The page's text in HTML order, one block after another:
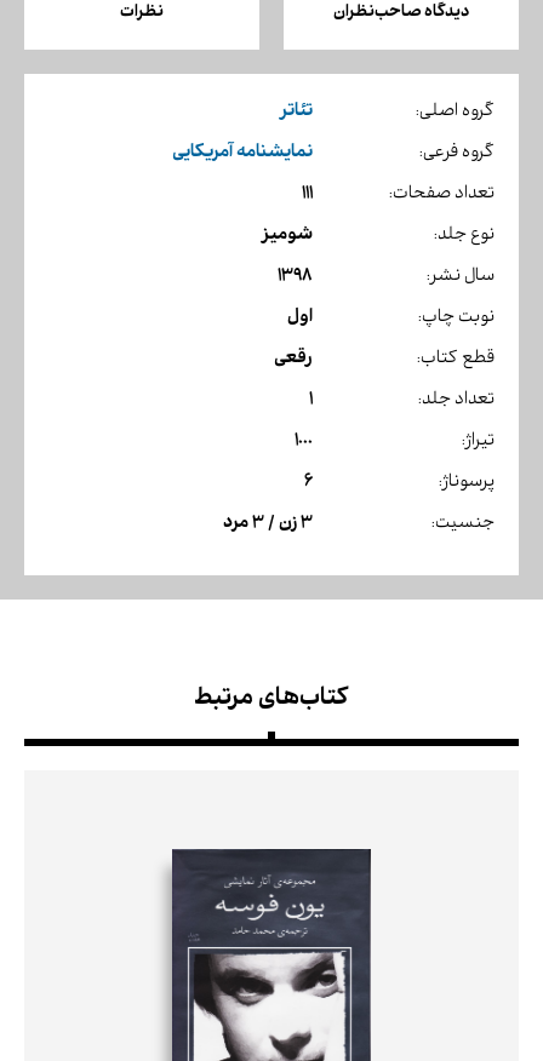
دیدگاه صاحب‌نظران نظرات
گروه اصلی: تئاتر
گروه فرعی: نمایشنامه آمریکایی
تعداد صفحات: 111
نوع جلد: شومیز
سال نشر: 1398
نوبت چاپ: اول
قطع کتاب: رقعی
تعداد جلد: 1
تیراژ: 1000
پرسوناژ: 6
جنسیت: 3 زن / 3 مرد
کتاب‌های مرتبط